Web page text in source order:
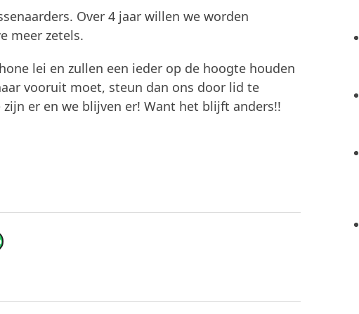
Over 4 jaar willen we worden
meer zetels.
lei en zullen een ieder op de hoogte houden
vooruit moet, steun dan ons door lid te
er en we blijven er! Want het blijft anders!!